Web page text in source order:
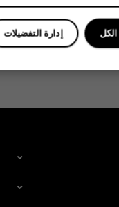
إدارة التفضيلات